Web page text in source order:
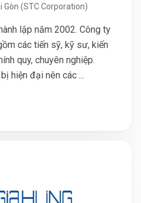
Gòn (STC Corporation)
lập năm 2002. Công ty
các tiến sỹ, kỹ sư, kiến
quy, chuyên nghiệp.
hiện đại nên các ...